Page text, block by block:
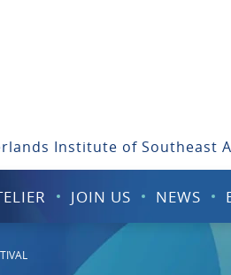
Institute of Southeast
JOIN US NEWS